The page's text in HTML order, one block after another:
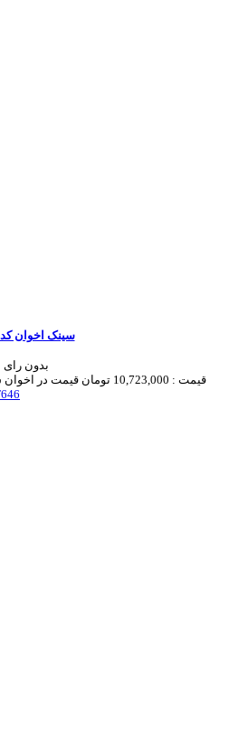
سینک اخوان کد 402
بدون رای
قیمت : 10,723,000 تومان قیمت در اخوان